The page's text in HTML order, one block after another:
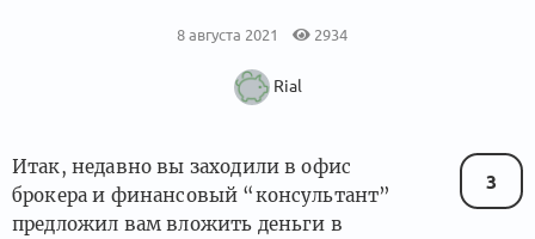
8 августа 2021 2934
Rial
3
Итак, недавно вы заходили в офис
брокера и финансовый “консультант”
предложил вам вложить деньги в